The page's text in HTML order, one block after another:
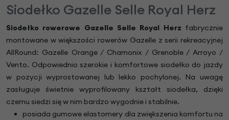
Siodełko Gazelle Selle Royal Herz
Siodełko rowerowe Gazelle Selle Royal Herz fabrycznie
montowane w większości rowerów Gazelle z serii rekreacyjnej
AllRound: Gazelle Orange / Chamonix / Grenoble / Arroyo /
Vento. Odpowiednio szerokie i komfortowe siodełko do jazdy
w pozycji wyprostowanej lub lekko pochylonej. Na uwagę
zasługuje świetnie wyprofilowany kształt siodełka, dzięki
czemu siedzi się w nim bardzo wygodnie i stabilnie.
posiada gumowe elastomery dla zwiększenia komfortu na